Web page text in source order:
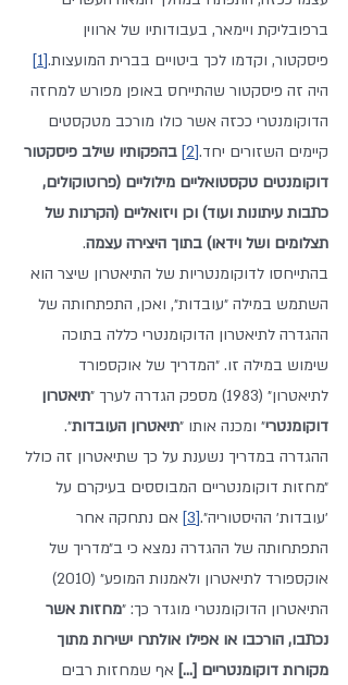
ברפובליקת ויימאר, בעבודותיו של ארווין
פיסקטור, וקדמו לכך ביטויים בברית המועצות.[1]
היה זה פיסקטור שהתייחס באופן מפורש למחזה
הדוקומנטרי ככזה אשר כולו מורכב מטקסטים
קיימים השזורים יחד.[2]
בהפקותיו שילב פיסקטור
דוקומנטים טקסטואליים מילוליים (פרוטוקולים,
כתבות עיתונות ועוד) וכן ויזואליים (הקרנות של
תצלומים ושל וידאו) בתוך היצירה עצמה.
בהתייחסו לדוקומנטריות של התיאטרון שיצר הוא
השתמש במילה ״עובדות״, ואכן, התפתחותה של
ההגדרה לתיאטרון הדוקומנטרי כללה בתוכה
שימוש במילה זו. ״המדריך של אוקספורד
לתיאטרון״ (1983) מספק הגדרה לערך ״
תיאטרון
דוקומנטרי״ ומכנה אותו ״תיאטרון העובדות״.
ההגדרה במדריך נשענת על כך שתיאטרון זה כולל
״מחזות דוקומנטריים המבוססים בעיקרם על
׳עובדות׳ ההיסטוריה״.[3]
אם נתחקה אחר
התפתחותה של ההגדרה נמצא כי ב״מדריך של
אוקספורד לתיאטרון ולאמנות המופע״ (2010)
התיאטרון הדוקומנטרי מוגדר כך: ״מחזות אשר
נכתבו, הורכבו או אפילו אולתרו ישירות מתוך
מקורות דוקומנטריים [...] אף שמחזות רבים